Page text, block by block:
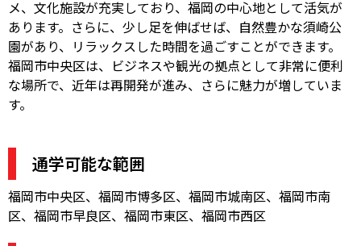
メ、文化施設が充実しており、福岡の中心地として活気が
あります。さらに、少し足を伸ばせば、自然豊かな須崎公
園があり、リラックスした時間を過ごすことができます。
福岡市中央区は、ビジネスや観光の拠点として非常に便利
な場所で、近年は再開発が進み、さらに魅力が増していま
す。
通学可能な範囲
福岡市中央区、福岡市博多区、福岡市城南区、福岡市南
区、福岡市早良区、福岡市東区、福岡市西区